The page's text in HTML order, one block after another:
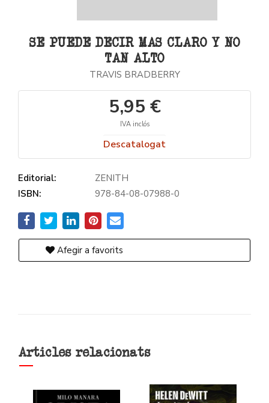
SE PUEDE DECIR MAS CLARO Y NO
TAN ALTO
TRAVIS BRADBERRY
5,95 €
IVA inclós
Descatalogat
Editorial:
ZENITH
ISBN:
978-84-08-07988-0
Afegir a favorits
Articles relacionats